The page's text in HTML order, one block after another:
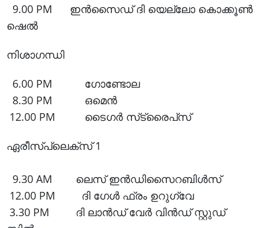
9.00 PM ഇൻസൈഡ് ദി യെല്ലോ കൊക്കൂൺ
ഷെൽ
നിശാഗന്ധി
6.00 PM ഗോണ്ടോല
8.30 PM ഒമെൻ
12.00 PM ടൈഗർ സ്‌ട്രൈപ്‌സ്
ഏരീസ്പ്ലെക്സ് 1
9.30 AM ലെസ് ഇൻഡിസൈറബിൾസ്
12.00 PM ദി ഗേൾ ഫ്രം ഉറു​ഗ്വേ
3.30 PM ദി ലാൻഡ് വേർ വിൻഡ് സ്റ്റുഡ്